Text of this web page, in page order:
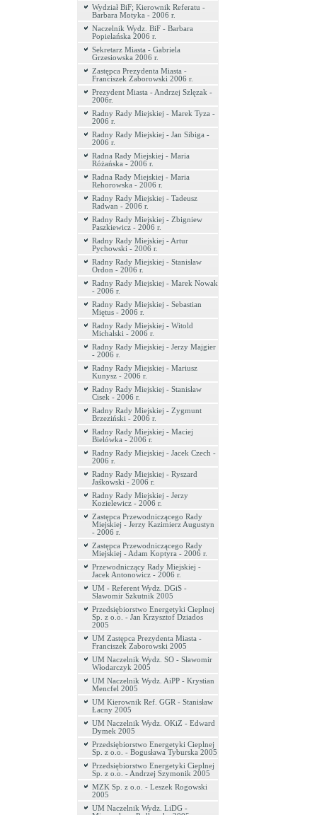
Wydział BiF; Kierownik Referatu -
Barbara Motyka - 2006 r.
Naczelnik Wydz. BiF - Barbara
Popielańska 2006 r.
Sekretarz Miasta - Gabriela
Grzesiowska 2006 r.
Zastępca Prezydenta Miasta -
Franciszek Zaborowski 2006 r.
Prezydent Miasta - Andrzej Szlęzak -
2006r.
Radny Rady Miejskiej - Marek Tyza -
2006 r.
Radny Rady Miejskiej - Jan Sibiga -
2006 r.
Radna Rady Miejskiej - Maria
Różańska - 2006 r.
Radna Rady Miejskiej - Maria
Rehorowska - 2006 r.
Radny Rady Miejskiej - Tadeusz
Radwan - 2006 r.
Radny Rady Miejskiej - Zbigniew
Paszkiewicz - 2006 r.
Radny Rady Miejskiej - Artur
Pychowski - 2006 r.
Radny Rady Miejskiej - Stanisław
Ordon - 2006 r.
Radny Rady Miejskiej - Marek Nowak
- 2006 r.
Radny Rady Miejskiej - Sebastian
Miętus - 2006 r.
Radny Rady Miejskiej - Witold
Michalski - 2006 r.
Radny Rady Miejskiej - Jerzy Majgier
- 2006 r.
Radny Rady Miejskiej - Mariusz
Kunysz - 2006 r.
Radny Rady Miejskiej - Stanisław
Cisek - 2006 r.
Radny Rady Miejskiej - Zygmunt
Brzeziński - 2006 r.
Radny Rady Miejskiej - Maciej
Bielówka - 2006 r.
Radny Rady Miejskiej - Jacek Czech -
2006 r.
Radny Rady Miejskiej - Ryszard
Jaśkowski - 2006 r.
Radny Rady Miejskiej - Jerzy
Kozielewicz - 2006 r.
Zastępca Przewodniczącego Rady
Miejskiej - Jerzy Kazimierz Augustyn
- 2006 r.
Zastępca Przewodniczącego Rady
Miejskiej - Adam Koptyra - 2006 r.
Przewodniczący Rady Miejskiej -
Jacek Antonowicz - 2006 r.
UM - Referent Wydz. DGiS -
Sławomir Szkutnik 2005
Przedsiębiorstwo Energetyki Cieplnej
Sp. z o.o. - Jan Krzysztof Dziados
2005
UM Zastępca Prezydenta Miasta -
Franciszek Zaborowski 2005
UM Naczelnik Wydz. SO - Sławomir
Włodarczyk 2005
UM Naczelnik Wydz. AiPP - Krystian
Mencfel 2005
UM Kierownik Ref. GGR - Stanisław
Łacny 2005
UM Naczelnik Wydz. OKiZ - Edward
Dymek 2005
Przedsiębiorstwo Energetyki Cieplnej
Sp. z o.o. - Bogusława Tyburska 2005
Przedsiębiorstwo Energetyki Cieplnej
Sp. z o.o. - Andrzej Szymonik 2005
MZK Sp. z o.o. - Leszek Rogowski
2005
UM Naczelnik Wydz. LiDG -